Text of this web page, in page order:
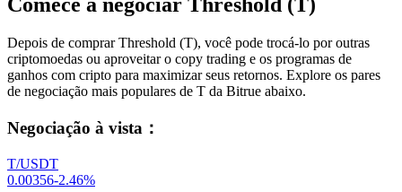
Depois de comprar Threshold (T), você pode trocá-lo por outras
criptomoedas ou aproveitar o copy trading e os programas de
ganhos com cripto para maximizar seus retornos. Explore os pares
de negociação mais populares de T da Bitrue abaixo.
Negociação à vista ：
T/USDT
0.00356-2.46%